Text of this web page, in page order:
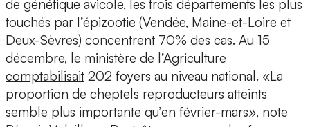
de génétique avicole, les trois départements les plus
touchés par l’épizootie (Vendée, Maine-et-Loire et
Deux-Sèvres) concentrent 70% des cas. Au 15
décembre, le ministère de l’Agriculture
comptabilisait 202 foyers au niveau national. «La
proportion de cheptels reproducteurs atteints
semble plus importante qu’en février-mars», note